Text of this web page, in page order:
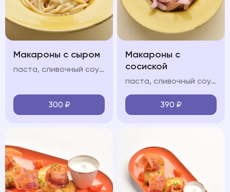
Макароны с сыром
паста, сливочный соус, пармезан
300 ₽
Макароны с
сосиской
паста, сливочный соус, молочные сосиски, пармезан
390 ₽